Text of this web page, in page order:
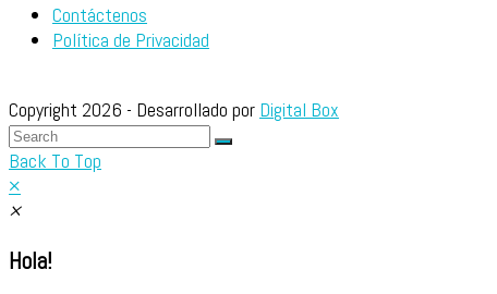
Contáctenos
Política de Privacidad
Copyright 2026 - Desarrollado por Digital Box
Back To Top
×
×
Hola!